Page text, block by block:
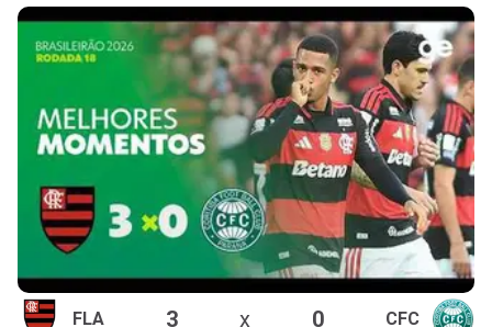
FLA 3 x 0 CFC